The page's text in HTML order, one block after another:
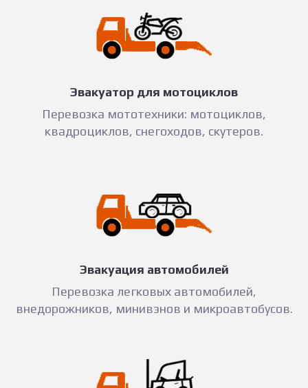
Эвакуатор для мотоциклов
Перевозка мототехники: мотоциклов,
квадроциклов, снегоходов, скутеров.
Эвакуация автомобилей
Перевозка легковых автомобилей,
внедорожников, минивэнов и микроавтобусов.